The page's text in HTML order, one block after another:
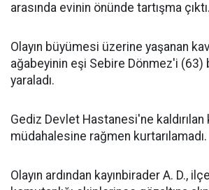
arasında evinin önünde tartışma çıktı.
Olayın büyümesi üzerine yaşanan
ağabeyinin eşi Sebire Dönmez'i (63)
yaraladı.
Gediz Devlet Hastanesi'ne kaldırılan
müdahalesine rağmen kurtarılamadı.
Olayın ardından kayınbirader A. D.,